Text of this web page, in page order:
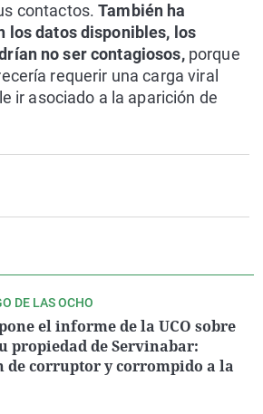
contactos.También ha
los datos disponibles, los
no ser contagiosos, porque
requerir una carga viral
ir asociado a la aparición de
DE LAS OCHO
el informe de la UCO sobre
propiedad de Servinabar:
de corruptor y corrompido a la